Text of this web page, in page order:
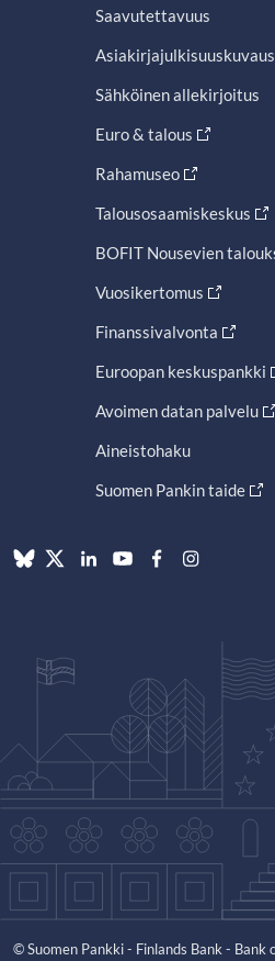
Saavutettavuus
Asiakirjajulkisuuskuvaus
Sähköinen allekirjoitus
Euro & talous
Rahamuseo
Talousosaamiskeskus
BOFIT Nousevien
Vuosikertomus
Finanssivalvonta
Euroopan keskuspankki
Avoimen datan palvelu
Aineistohaku
Suomen Pankin taide
© Suomen Pankki - Finlands Bank - Bank